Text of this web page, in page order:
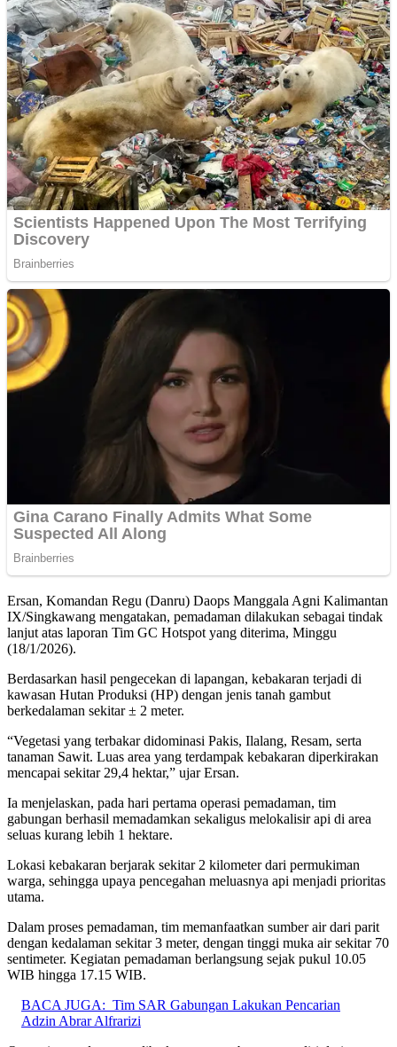
Ersan, Komandan Regu (Danru) Daops Manggala Agni Kalimantan
IX/Singkawang mengatakan, pemadaman dilakukan sebagai tindak
lanjut atas laporan Tim GC Hotspot yang diterima, Minggu
(18/1/2026).
Berdasarkan hasil pengecekan di lapangan, kebakaran terjadi di
kawasan Hutan Produksi (HP) dengan jenis tanah gambut
berkedalaman sekitar ± 2 meter.
“Vegetasi yang terbakar didominasi Pakis, Ilalang, Resam, serta
tanaman Sawit. Luas area yang terdampak kebakaran diperkirakan
mencapai sekitar 29,4 hektar,” ujar Ersan.
Ia menjelaskan, pada hari pertama operasi pemadaman, tim
gabungan berhasil memadamkan sekaligus melokalisir api di area
seluas kurang lebih 1 hektare.
Lokasi kebakaran berjarak sekitar 2 kilometer dari permukiman
warga, sehingga upaya pencegahan meluasnya api menjadi prioritas
utama.
Dalam proses pemadaman, tim memanfaatkan sumber air dari parit
dengan kedalaman sekitar 3 meter, dengan tinggi muka air sekitar 70
sentimeter. Kegiatan pemadaman berlangsung sejak pukul 10.05
WIB hingga 17.15 WIB.
BACA JUGA: Tim SAR Gabungan Lakukan Pencarian
Adzin Abrar Alfrarizi